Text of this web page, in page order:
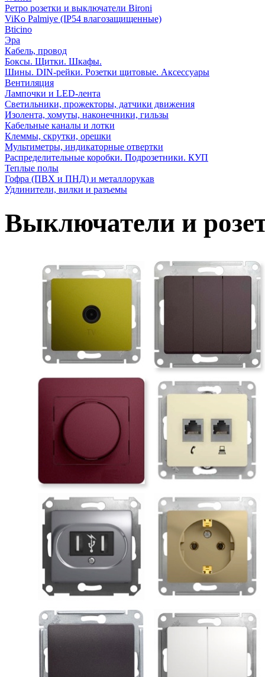
Ретро розетки и выключатели Bironi
ViKo Palmiye (IP54 влагозащищенные)
Bticino
Эра
Кабель, провод
Боксы. Щитки. Шкафы.
Шины. DIN-рейки. Розетки щитовые. Аксессуары
Вентиляция
Лампочки и LED-лента
Светильники, прожекторы, датчики движения
Изолента, хомуты, наконечники, гильзы
Кабельные каналы и лотки
Клеммы, скрутки, орешки
Мультиметры, индикаторные отвертки
Распределительные коробки. Подрозетники. КУП
Теплые полы
Гофра (ПВХ и ПНД) и металлорукав
Удлинители, вилки и разъемы
Выключатели и